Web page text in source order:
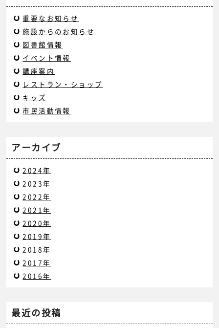
重要なお知らせ
施設からのお知らせ
図書館情報
イベント情報
講座案内
レストラン・ショップ
キッズ
市民活動情報
アーカイブ
2024年
2023年
2022年
2021年
2020年
2019年
2018年
2017年
2016年
最近の投稿